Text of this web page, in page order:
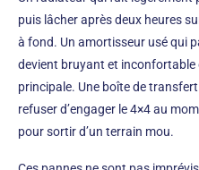
puis lâcher après deux heures
à fond. Un amortisseur usé qui
devient bruyant et inconfortable
principale. Une boîte de
refuser d’engager le 4×4 au
pour sortir d’un terrain mou.